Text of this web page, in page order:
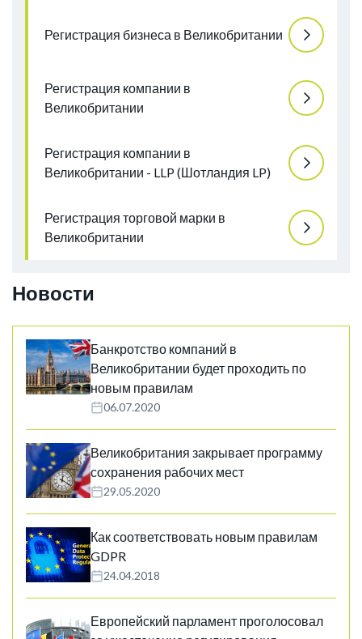
Регистрация бизнеса в Великобритании
Регистрация компании в
Великобритании
Регистрация компании в
Великобритании - LLP (Шотландия LP)
Регистрация торговой марки в
Великобритании
Новости
Банкротство компаний в
Великобритании будет проходить по
новым правилам
06.07.2020
Великобритания закрывает программу
сохранения рабочих мест
29.05.2020
Как соответствовать новым правилам
GDPR
24.04.2018
Европейский парламент проголосовал